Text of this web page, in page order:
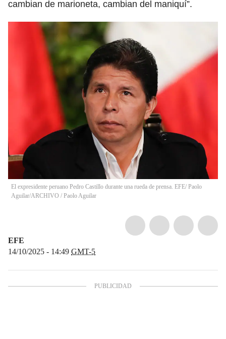
cambian de marioneta, cambian del maniquí”.
El expresidente peruano Pedro Castillo durante una rueda de prensa. EFE/ Paolo
Aguilar/ARCHIVO / Paolo Aguilar
EFE
14/10/2025 - 14:49 GMT-5